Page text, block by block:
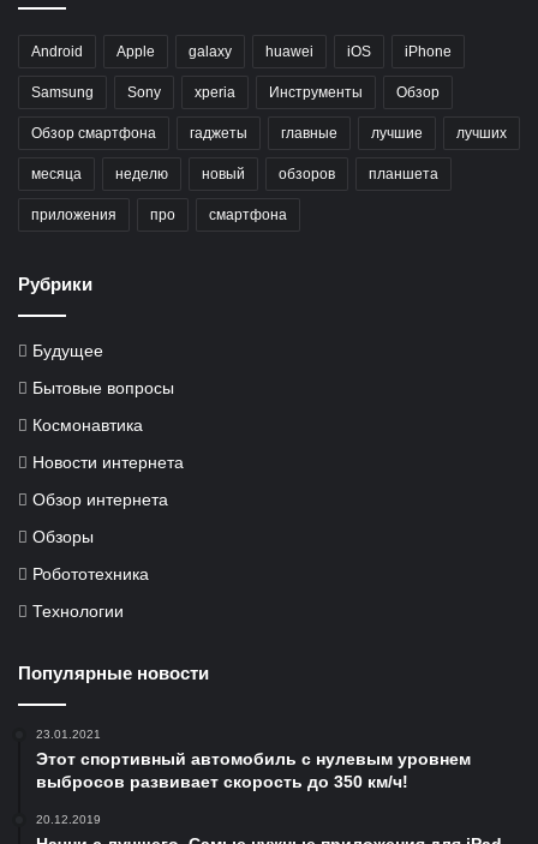
Android Apple galaxy huawei iOS iPhone
Samsung Sony xperia Инструменты Обзор
Обзор смартфона гаджеты главные лучшие лучших
месяца неделю новый обзоров планшета
приложения про смартфона
Рубрики
Будущее
Бытовые вопросы
Космонавтика
Новости интернета
Обзор интернета
Обзоры
Робототехника
Технологии
Популярные новости
23.01.2021
Этот спортивный автомобиль с нулевым уровнем
выбросов развивает скорость до 350 км/ч!
20.12.2019